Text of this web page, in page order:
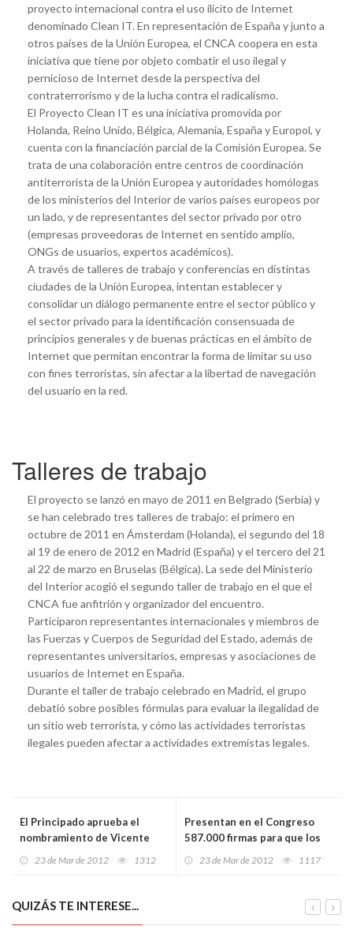
proyecto internacional contra el uso ilícito de Internet
denominado Clean IT. En representación de España y junto a
otros países de la Unión Europea, el CNCA coopera en esta
iniciativa que tiene por objeto combatir el uso ilegal y
pernicioso de Internet desde la perspectiva del
contraterrorismo y de la lucha contra el radicalismo.
El Proyecto Clean IT es una iniciativa promovida por
Holanda, Reino Unido, Bélgica, Alemania, España y Europol, y
cuenta con la financiación parcial de la Comisión Europea. Se
trata de una colaboración entre centros de coordinación
antiterrorista de la Unión Europea y autoridades homólogas
de los ministerios del Interior de varios países europeos por
un lado, y de representantes del sector privado por otro
(empresas proveedoras de Internet en sentido amplio,
ONGs de usuarios, expertos académicos).
A través de talleres de trabajo y conferencias en distintas
ciudades de la Unión Europea, intentan establecer y
consolidar un diálogo permanente entre el sector público y
el sector privado para la identificación consensuada de
principios generales y de buenas prácticas en el ámbito de
Internet que permitan encontrar la forma de limitar su uso
con fines terroristas, sin afectar a la libertad de navegación
del usuario en la red.
Talleres de trabajo
El proyecto se lanzó en mayo de 2011 en Belgrado (Serbia) y
se han celebrado tres talleres de trabajo: el primero en
octubre de 2011 en Ámsterdam (Holanda), el segundo del 18
al 19 de enero de 2012 en Madrid (España) y el tercero del 21
al 22 de marzo en Bruselas (Bélgica). La sede del Ministerio
del Interior acogió el segundo taller de trabajo en el que el
CNCA fue anfitrión y organizador del encuentro.
Participaron representantes internacionales y miembros de
las Fuerzas y Cuerpos de Seguridad del Estado, además de
representantes universitarios, empresas y asociaciones de
usuarios de Internet en España.
Durante el taller de trabajo celebrado en Madrid, el grupo
debatió sobre posibles fórmulas para evaluar la ilegalidad de
un sitio web terrorista, y cómo las actividades terroristas
ilegales pueden afectar a actividades extremistas legales.
El Principado aprueba el
nombramiento de Vicente
23 de Mar de 2012 1312
Presentan en el Congreso
587.000 firmas para que los
23 de Mar de 2012 1117
QUIZÁS TE INTERESE...